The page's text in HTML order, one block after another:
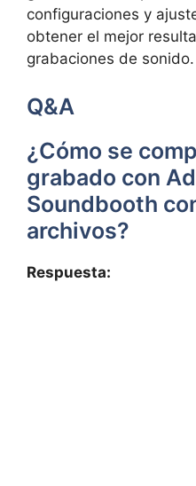
⁣configuraciones y
obtener el mejor
grabaciones de sonido. ⁢
Q&A
¿Cómo se
‍grabado con
Soundbooth
archivos?
Respuesta: